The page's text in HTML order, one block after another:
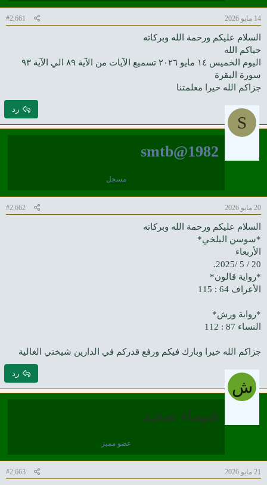
14 مايو 2026 #2,661
السلام عليكم ورحمة الله وبركاته
حياكم الله
اليوم الخميس ١٤ مايو ٢٠٢٦ تسميع الآيات من الآية ٨٩ الي الآية ٩٣
سورة البقرة
جزاكم الله خيرا معلمتنا
رد
S
smtb@1982
مسجل
20 مايو 2026 #2,662
السلام عليكم ورحمة الله وبركاته
*سوسن البلخي*
الأربعاء
20 / 5 /2025.
*رواية قالون*
الأعراف 64 : 115
*رواية ورش*
النساء 87 : 112
جزاكم الله خيرا وبارك فيكم ورفع قدركم في الدارين شيختي الغالية
رد
ش
شيماء سعيد
عضو مميز
21 مايو 2026 #2,663